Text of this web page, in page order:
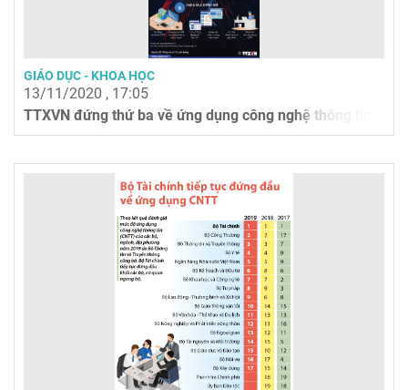
GIÁO DỤC - KHOA HỌC
13/11/2020 , 17:05
TTXVN đứng thứ ba về ứng dụng công nghệ thông tin